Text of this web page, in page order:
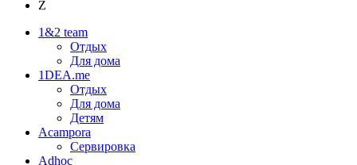
Z
1&2 team
Отдых
Для дома
1DEA.me
Отдых
Для дома
Детям
Acampora
Сервировка
Adhoc